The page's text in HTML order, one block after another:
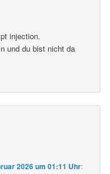
injection.
und du bist nicht da
2026 um 01:11 Uhr: